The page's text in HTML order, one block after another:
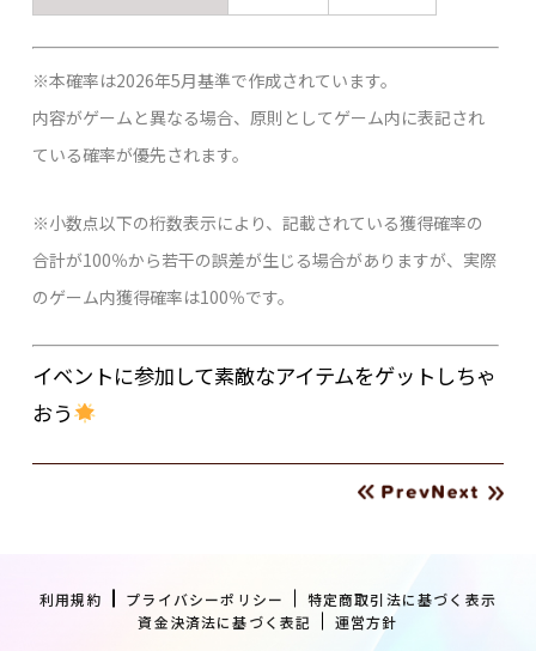
※本確率は2026年5月基準で作成されています。
内容がゲームと異なる場合、原則としてゲーム内に表記され
ている確率が優先されます。
※小数点以下の桁数表示により、記載されている獲得確率の
合計が100％から若干の誤差が生じる場合がありますが、実際
のゲーム内獲得確率は100％です。
イベントに参加して素敵なアイテムをゲットしちゃ
おう
利用規約 プライバシーポリシー
特定商取引法に基づく表示
資金決済法に基づく表記
運営方針